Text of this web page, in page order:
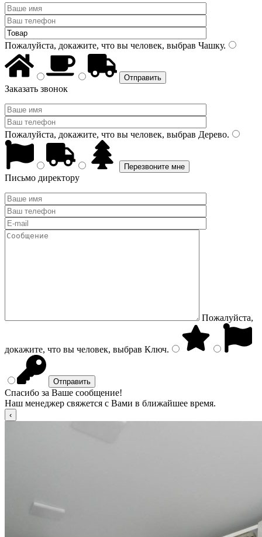
Пожалуйста, докажите, что вы человек, выбрав Чашку.
Заказать звонок
Пожалуйста, докажите, что вы человек, выбрав Дерево.
Письмо директору
Пожалуйста,
докажите, что вы человек, выбрав Ключ.
Спасибо за Ваше сообщение!
Наш менеджер свяжется с Вами в ближайшее время.